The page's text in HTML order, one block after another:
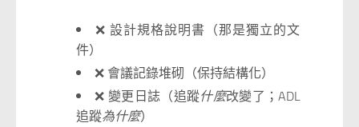
❌ 設計規格說明書（那是獨立的文
件）
❌ 會議記錄堆砌（保持結構化）
❌ 變更日誌（追蹤什麼改變了；ADL
追蹤為什麼）